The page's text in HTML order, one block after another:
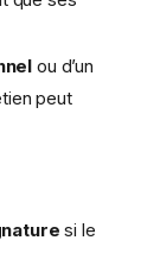
ou d’un
peut
si le